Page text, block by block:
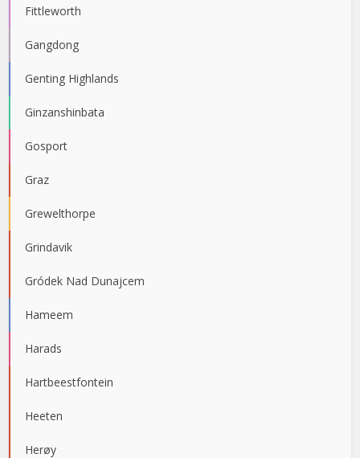
Fittleworth
Gangdong
Genting Highlands
Ginzanshinbata
Gosport
Graz
Grewelthorpe
Grindavik
Gródek Nad Dunajcem
Hameem
Harads
Hartbeestfontein
Heeten
Herøy